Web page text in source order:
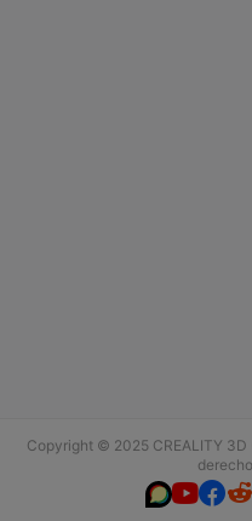
Copyright © 2025 CREALITY 3D
